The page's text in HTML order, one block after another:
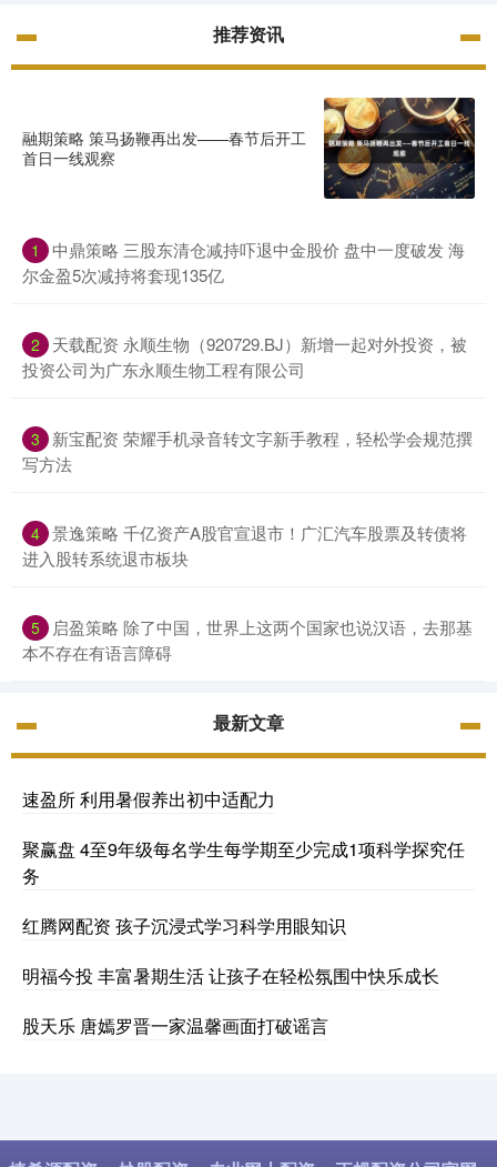
推荐资讯
融期策略 策马扬鞭再出发——春节后开工
首日一线观察
1
中鼎策略 三股东清仓减持吓退中金股价 盘中一度破发 海
尔金盈5次减持将套现135亿
2
天载配资 永顺生物（920729.BJ）新增一起对外投资，被
投资公司为广东永顺生物工程有限公司
3
新宝配资 荣耀手机录音转文字新手教程，轻松学会规范撰
写方法
4 景逸策略 千亿资产A股官宣退市！广汇汽车股票及转债将
进入股转系统退市板块
5
启盈策略 除了中国，世界上这两个国家也说汉语，去那基
本不存在有语言障碍
最新文章
速盈所 利用暑假养出初中适配力
聚赢盘 4至9年级每名学生每学期至少完成1项科学探究任
务
红腾网配资 孩子沉浸式学习科学用眼知识
明福今投 丰富暑期生活 让孩子在轻松氛围中快乐成长
股天乐 唐嫣罗晋一家温馨画面打破谣言